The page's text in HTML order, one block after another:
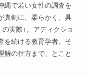
縄で若い女性の調査を
真剣に、柔らかく、具
実際」。アディクショ
を続ける教育学者。そ
解の仕方まで、とこと